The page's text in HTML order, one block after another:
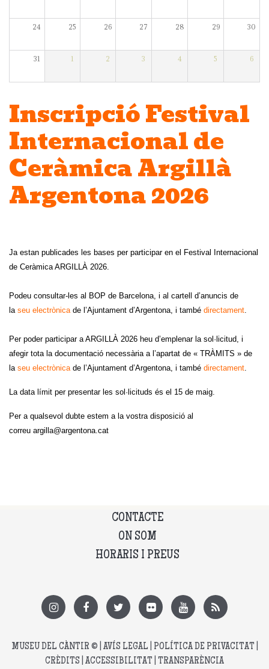
24 25 26 27 28 29 30
31 1 2 3 4 5 6
Inscripció Festival
Internacional de
Ceràmica Argillà
Argentona 2026
Ja estan publicades les bases per participar en el Festival Internacional
de Ceràmica ARGILLÀ 2026.
Podeu consultar-les al BOP de Barcelona, i al cartell d’anuncis de
la seu electrònica de l’Ajuntament d’Argentona, i també directament.
Per poder participar a ARGILLÀ 2026 heu d’emplenar la sol·licitud, i
afegir tota la documentació necessària a l’apartat de « TRÀMITS » de
la seu electrònicade l’Ajuntament d’Argentona, i també directament.
La data límit per presentar les sol·licituds és el 15 de maig.
Per a qualsevol dubte estem a la vostra disposició al
correu argilla@argentona.cat
CONTACTE
ON SOM
HORARIS I PREUS
MUSEU DEL CÀNTIR © | AVÍS LEGAL POLÍTICA DE PRIVACITAT
CRÈDITS ACCESSIBILITAT TRANSPARÈNCIA